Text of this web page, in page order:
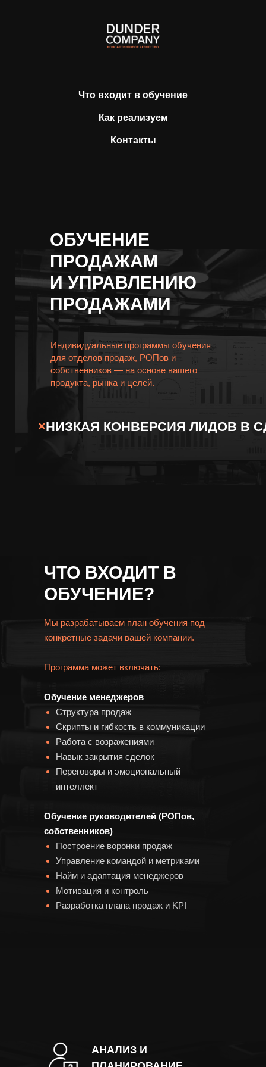
Что входит в обучение
Как реализуем
Контакты
ОБУЧЕНИЕ
ПРОДАЖАМ
И УПРАВЛЕНИЮ
ПРОДАЖАМИ
Индивидуальные программы обучения
для отделов продаж, РОПов и
собственников — на основе вашего
продукта, рынка и целей.
×НИЗКАЯ КОНВЕРСИЯ ЛИДОВ В
Заказать
ЧТО ВХОДИТ В
ОБУЧЕНИЕ?
Мы разрабатываем план обучения под
конкретные задачи вашей компании.
Программа может включать:
Обучение менеджеров
Структура продаж
Скрипты и гибкость в коммуникации
Работа с возражениями
Навык закрытия сделок
Переговоры и эмоциональный
интеллект
Обучение руководителей (РОПов,
собственников)
Построение воронки продаж
Управление командой и метриками
Найм и адаптация менеджеров
Мотивация и контроль
Разработка плана продаж и KPI
АНАЛИЗ И